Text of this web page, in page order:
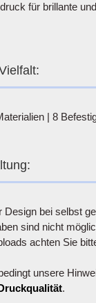
für brillante
| 8
Design bei selbst
sind nicht
achten Sie
unsere
.